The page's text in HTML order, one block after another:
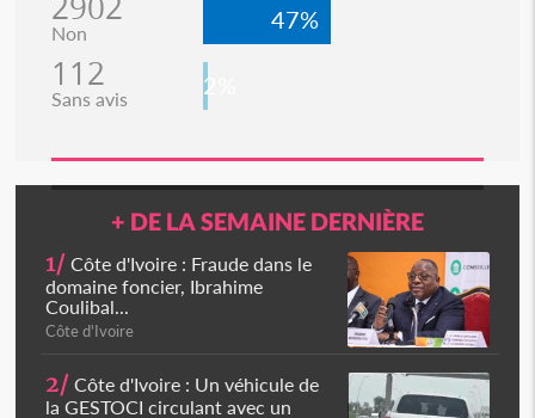
Non 47%
112
Sans avis 2%
+ DE LA SEMAINE DERNIÈRE
1/ Côte d'Ivoire : Fraude dans le
domaine foncier, Ibrahime
Coulibal...
Côte d'Ivoire
2/ Côte d'Ivoire : Un véhicule de
la GESTOCI circulant avec un